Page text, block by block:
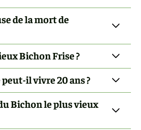
de la mort de
Bichon Frise ?
il vivre 20 ans ?
Bichon le plus vieux